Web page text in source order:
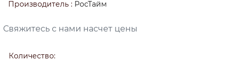
Производитель : РосТайм
Свяжитесь с нами насчет цены
Количество: